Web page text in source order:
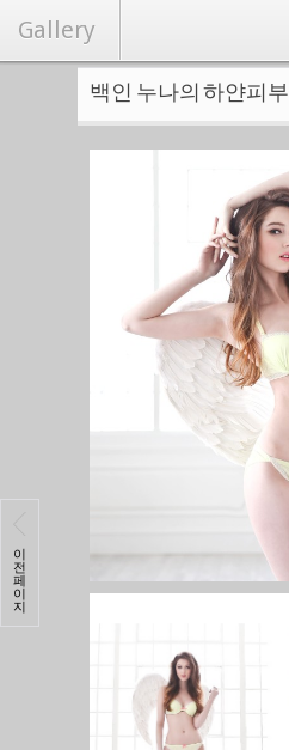
Gallery
백인 누나의 하얀피부
이
전
페
이
지